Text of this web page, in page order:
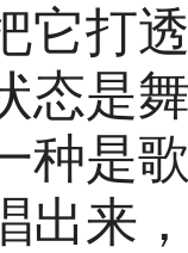
它打
态是
种是
出来